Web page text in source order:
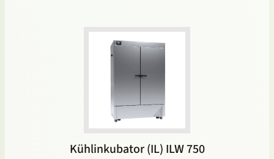
Kühlinkubator (IL) ILW 750